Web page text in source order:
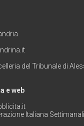
del Tribunale di
e web
Italiana